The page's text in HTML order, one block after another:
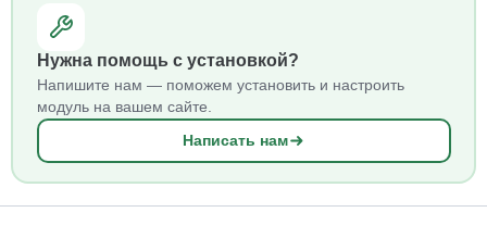
Нужна помощь с установкой?
Напишите нам — поможем установить и настроить
модуль на вашем сайте.
Написать нам